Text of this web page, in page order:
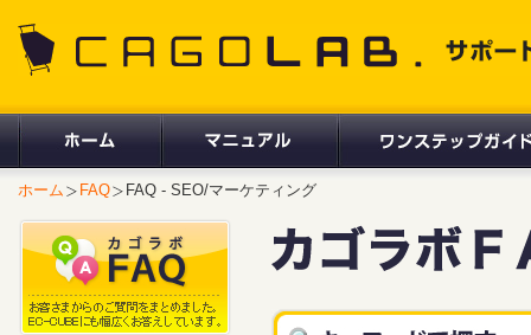
ホーム FAQ FAQ - SEO/マーケティング